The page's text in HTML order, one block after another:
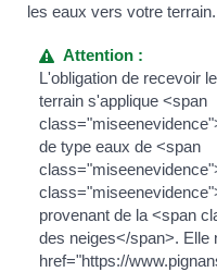
les eaux vers votre terrain.
Attention :
L'obligation de recevoir
terrain s'applique <span
de type eaux de <span
provenant de la <span
des neiges</span>. Elle
href="https://